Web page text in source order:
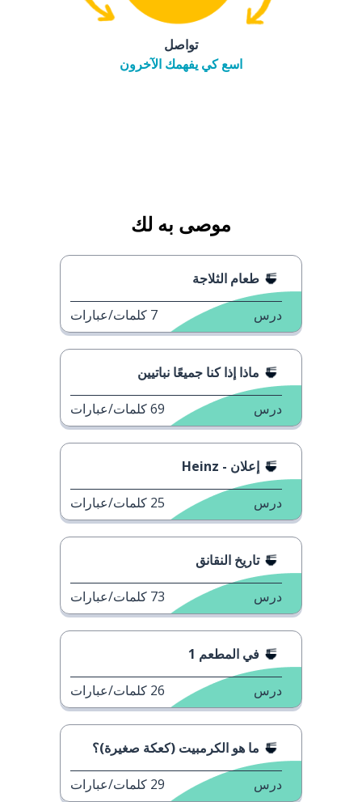
تواصل
اسع كي يفهمك الآخرون
موصى به لك
طعام الثلاجة
درس 7 كلمات/عبارات
ماذا إذا كنا جميعًا نباتيين
درس 69كلمات/عبارات
إعلان - Heinz
درس 25 كلمات/عبارات
تاريخ النقانق
درس 73 كلمات/عبارات
في المطعم 1
درس 26 كلمات/عبارات
ما هو الكرمبيت (كعكة صغيرة)؟
درس 29 كلمات/عبارات